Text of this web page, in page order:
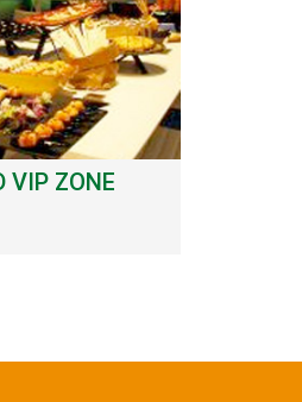
VIP ZONE